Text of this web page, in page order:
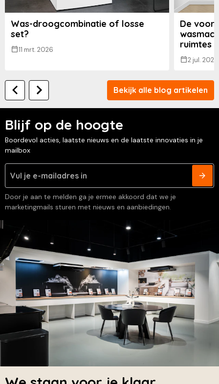
Was-droogcombinatie of losse
set?
11 mrt. 2026
De
ruimtes
2 jul. 2025
Bekijk alle blog artikelen
Blijf op de hoogte
Boordevol acties, laatste nieuws en de laatste innovaties in je
mailbox
Door je aan te melden ga je ermee akkoord dat we je
marketingmails sturen met nieuws en aanbiedingen.